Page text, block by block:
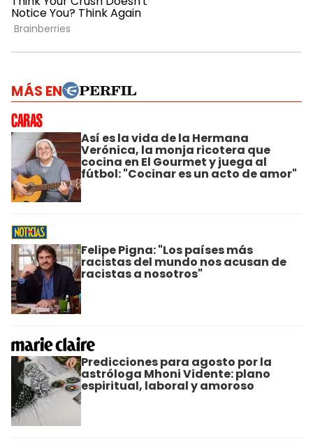
MÁS EN
Así es la vida de la Hermana
Verónica, la monja ricotera que
cocina en El Gourmet y juega al
fútbol: "Cocinar es un acto de amor"
Felipe Pigna: "Los países más
racistas del mundo nos acusan de
racistas a nosotros"
Predicciones para agosto por la
astróloga Mhoni Vidente: plano
espiritual, laboral y amoroso